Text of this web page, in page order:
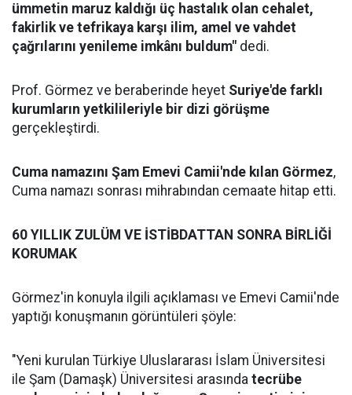
ümmetin maruz kaldığı üç hastalık olan cehalet,
fakirlik ve tefrikaya karşı ilim, amel ve vahdet
çağrılarını yenileme imkânı buldum" dedi.
Prof. Görmez ve beraberinde heyet Suriye'de farklı
kurumların yetkilileriyle bir dizi görüşme
gerçekleştirdi.
Cuma namazını Şam Emevi Camii'nde kılan Görmez,
Cuma namazı sonrası mihrabından cemaate hitap etti.
60 YILLIK ZULÜM VE İSTİBDATTAN SONRA BİRLİĞİ
KORUMAK
Görmez'in konuyla ilgili açıklaması ve Emevi Camii'nde
yaptığı konuşmanın görüntüleri şöyle:
"Yeni kurulan Türkiye Uluslararası İslam Üniversitesi
ile Şam (Damaşk) Üniversitesi arasında tecrübe